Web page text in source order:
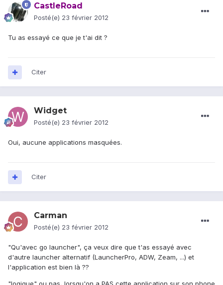
CastleRoad
Posté(e) 23 février 2012
Tu as essayé ce que je t'ai dit ?
Citer
Widget
Posté(e) 23 février 2012
Oui, aucune applications masquées.
Citer
Carman
Posté(e) 23 février 2012
"Qu'avec go launcher", ça veux dire que t'as essayé avec
d'autre launcher alternatif (LauncherPro, ADW, Zeam, ...) et
l'application est bien là ??